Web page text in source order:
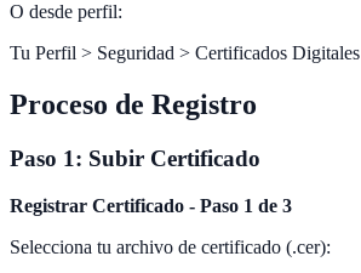
O desde perfil:
Tu Perfil > Seguridad > Certificados Digitales
Proceso de Registro
Paso 1: Subir Certificado
Registrar Certificado - Paso 1 de 3
Selecciona tu archivo de certificado (.cer):